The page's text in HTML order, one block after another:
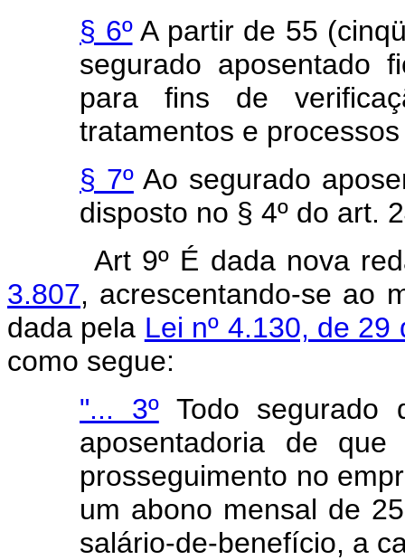
§ 6ºA partir de 55
segurado aposentado
para fins de
tratamentos e
§ 7ºAo segurado
disposto no § 4º do art.
Art 9º É dada nova
3.807, acrescentando-se ao
dada pela Lei nº 4.130, de
como segue:
"... 3ºTodo segurado
aposentadoria de
prosseguimento no
um abono mensal de
salário-de-benefício, a